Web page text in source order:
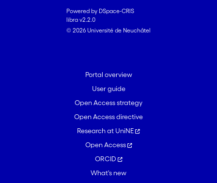
Powered by DSpace-CRIS
libra v2.2.0
© 2026 Université de Neuchâtel
Portal overview
User guide
Open Access strategy
Open Access directive
Research at UniNE
Open Access
ORCID
What's new